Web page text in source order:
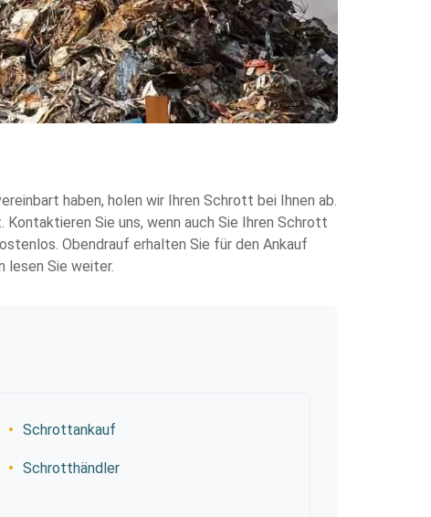
haben, holen wir Ihren Schrott bei Ihnen ab.
Sie uns, wenn auch Sie Ihren Schrott
Obendrauf erhalten Sie für den Ankauf
lesen Sie weiter.
Schrottankauf
Schrotthändler